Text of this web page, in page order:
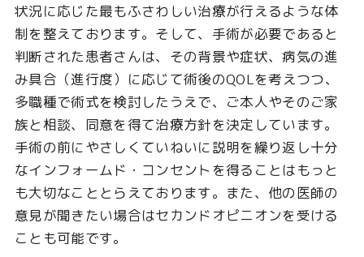
状況に応じた最もふさわしい治療が行えるような体
制を整えております。そして、手術が必要であると
判断された患者さんは、その背景や症状、病気の進
み具合（進行度）に応じて術後のQOLを考えつつ、
多職種で術式を検討したうえで、ご本人やそのご家
族と相談、同意を得て治療方針を決定しています。
手術の前にやさしくていねいに説明を繰り返し十分
なインフォームド・コンセントを得ることはもっと
も大切なこととらえております。また、他の医師の
意見が聞きたい場合はセカンドオピニオンを受ける
ことも可能です。